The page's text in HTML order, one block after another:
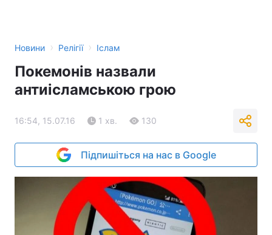
Новини › Релігії › Іслам
Покемонів назвали
антиісламською грою
16:54, 15.07.16 1 хв. 130
Підпишіться на нас в Google